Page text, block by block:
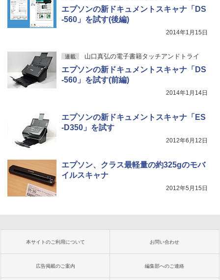
エプソンの新ドキュメントスキャナ「DS
-560」を試す(後編)
2014年1月15日
連載 山口真弘の電子書籍タッチアンドトライ
エプソンの新ドキュメントスキャナ「DS
-560」を試す(前編)
2014年1月14日
エプソンの新ドキュメントスキャナ「ES
-D350」を試す
2012年6月12日
エプソン、クラス最軽量の約325gのモバ
イルスキャナ
2012年5月15日
本サイトのご利用について お問い合わせ
広告掲載のご案内 編集部へのご連絡